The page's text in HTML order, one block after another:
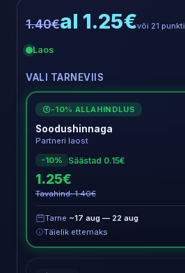
1.40€al 1.25€või 21 punkti
Laos
VALI TARNEVIIS
€ -10% ALLAHINDLUS
Soodushinnaga
Partneri laost
-10%
Säästad 0.15€
1.25€
Tavahind: 1.40€
Tarne ~17 aug — 22 aug
Täielik ettemaks